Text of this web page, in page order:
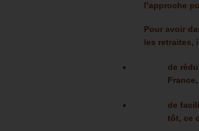
l’approche
Pour avoir
les retraites,
de
de
tôt, ce